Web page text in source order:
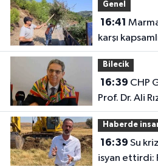
duygulandırdı
Genel
16:41
karşı
Bilecik
16:39
Prof. Dr. Ali
olmak inanç
ister'
Haberde
16:39
isyan ettirdi: